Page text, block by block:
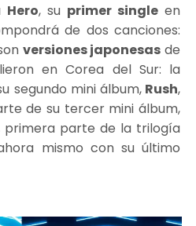
Hero, su primer single en
de dos canciones:
versiones japonesas de
en Corea del Sur: la
segundo mini álbum,Rush,
de su tercer mini álbum,
primera parte de la trilogía
mismo con su último